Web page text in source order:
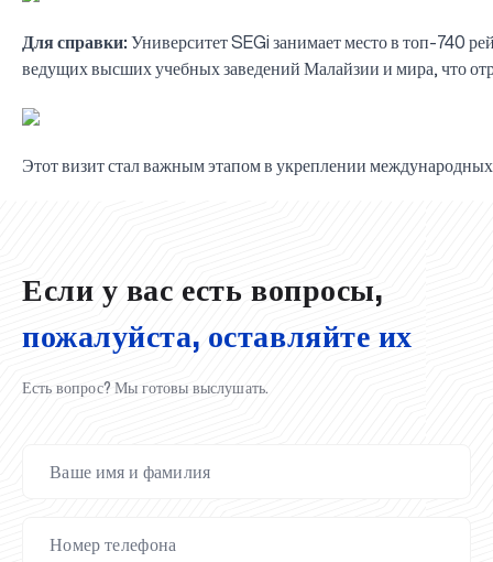
Для справки: Университет SEGi занимает место в топ-740
ведущих высших учебных заведений Малайзии и мира, что
Этот визит стал важным этапом в укреплении
UBS professori "Yangi O‘zbekiston yosh olimlari" qatoridan joy
Вышел новый номер нашей любимой газеты «UBS
Анализ деятельности UBS и планы на перспективу
Преподаватели UBS повысили квалификацию в Кыргызстане
Вперёд к победе, Узбекистан!
НАЗНАЧЕНИЕ
UBS в средствах массовой информации
UBS и выпускники университета удостоены наград хокимията
Хотите вывести изучение языка на новый уровень?
Inson kapitaliga yo‘naltirilgan investitsiya — Yangi O‘zbekiston
Если у вас есть вопросы,
пожалуйста, оставляйте их
Есть вопрос? Мы готовы выслушать.